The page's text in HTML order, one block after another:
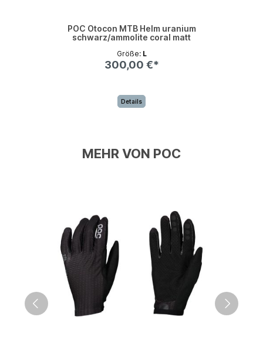
POC Otocon MTB Helm uranium
schwarz/ammolite coral matt
Größe: L
300,00 €*
Details
MEHR VON POC